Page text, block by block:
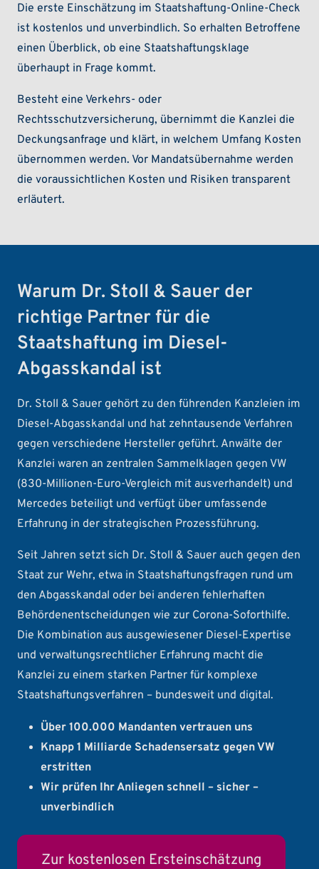
Die erste Einschätzung im Staatshaftung-Online-Check
ist kostenlos und unverbindlich. So erhalten Betroffene
einen Überblick, ob eine Staatshaftungsklage
überhaupt in Frage kommt.
Besteht eine Verkehrs- oder
Rechtsschutzversicherung, übernimmt die Kanzlei die
Deckungsanfrage und klärt, in welchem Umfang Kosten
übernommen werden. Vor Mandatsübernahme werden
die voraussichtlichen Kosten und Risiken transparent
erläutert.
Warum Dr. Stoll & Sauer der
richtige Partner für die
Staatshaftung im Diesel-
Abgasskandal ist
Dr. Stoll & Sauer gehört zu den führenden Kanzleien im
Diesel-Abgasskandal und hat zehntausende Verfahren
gegen verschiedene Hersteller geführt. Anwälte der
Kanzlei waren an zentralen Sammelklagen gegen VW
(830-Millionen-Euro-Vergleich mit ausverhandelt) und
Mercedes beteiligt und verfügt über umfassende
Erfahrung in der strategischen Prozessführung.
Seit Jahren setzt sich Dr. Stoll & Sauer auch gegen den
Staat zur Wehr, etwa in Staatshaftungsfragen rund um
den Abgasskandal oder bei anderen fehlerhaften
Behördenentscheidungen wie zur Corona-Soforthilfe.
Die Kombination aus ausgewiesener Diesel-Expertise
und verwaltungsrechtlicher Erfahrung macht die
Kanzlei zu einem starken Partner für komplexe
Staatshaftungsverfahren – bundesweit und digital.
Über 100.000 Mandanten vertrauen uns
Knapp 1 Milliarde Schadensersatz gegen VW
erstritten
Wir prüfen Ihr Anliegen schnell – sicher –
unverbindlich
Zur kostenlosen Ersteinschätzung